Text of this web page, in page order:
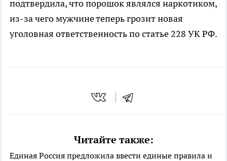
подтвердила, что порошок являлся наркотиком,
из-за чего мужчине теперь грозит новая
уголовная ответственность по статье 228 УК РФ.
Читайте также:
Единая Россия предложила ввести единые правила и